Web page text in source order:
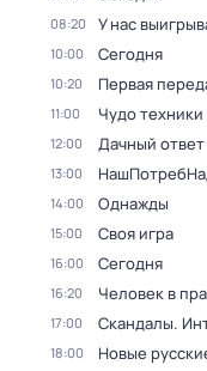
08:20 У нас
10:00 Сегодня
10:20 Первая
11:00 Чудо техники
12:00 Дачный ответ
13:00
14:00 Однажды
15:00 Своя игра
16:00 Сегодня
16:20 Человек в
17:00 Скандалы.
18:00 Новые